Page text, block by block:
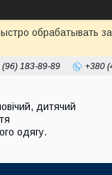
обрабатывать
(96) 183-89-89 +380
дитячий
одягу.